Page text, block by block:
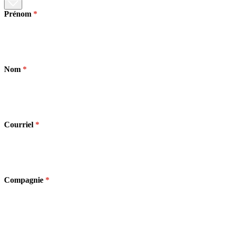
Partenaires
Prénom
Nom
Courriel
Compagnie